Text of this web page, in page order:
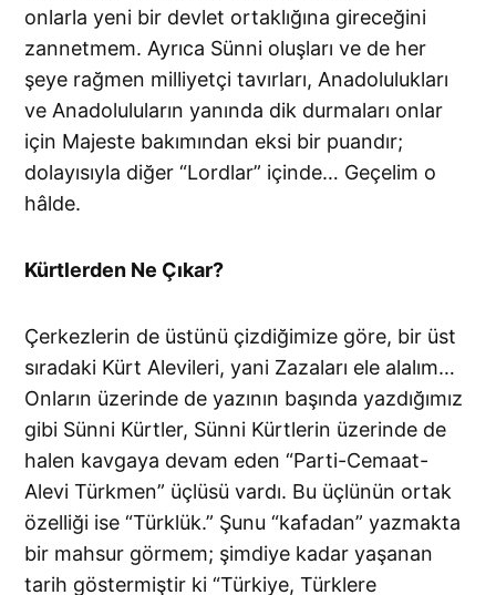
onlarla yeni bir devlet ortaklığına gireceğini
zannetmem. Ayrıca Sünni oluşları ve de her
şeye rağmen milliyetçi tavırları, Anadolulukları
ve Anadoluluların yanında dik durmaları onlar
için Majeste bakımından eksi bir puandır;
dolayısıyla diğer “Lordlar” içinde… Geçelim o
hâlde.
Kürtlerden Ne Çıkar?
Çerkezlerin de üstünü çizdiğimize göre, bir üst
sıradaki Kürt Alevileri, yani Zazaları ele alalım…
Onların üzerinde de yazının başında yazdığımız
gibi Sünni Kürtler, Sünni Kürtlerin üzerinde de
halen kavgaya devam eden “Parti-Cemaat-
Alevi Türkmen” üçlüsü vardı. Bu üçlünün ortak
özelliği ise “Türklük.” Şunu “kafadan” yazmakta
bir mahsur görmem; şimdiye kadar yaşanan
tarih göstermiştir ki “Türkiye, Türklere